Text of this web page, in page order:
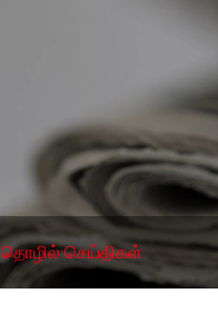
தொழில் செய்திகள்